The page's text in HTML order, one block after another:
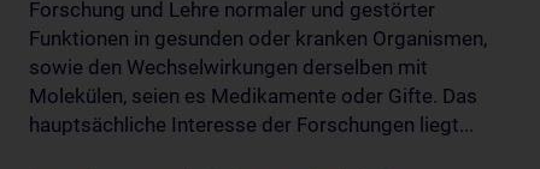
Forschung und Lehre normaler und gestörter
Funktionen in gesunden oder kranken Organismen,
sowie den Wechselwirkungen derselben mit
Molekülen, seien es Medikamente oder Gifte. Das
hauptsächliche Interesse der Forschungen liegt...